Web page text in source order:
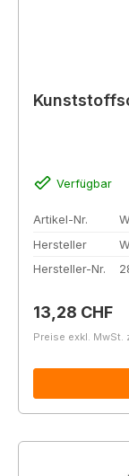
Verfügbar
Artikel-Nr.
Hersteller
Hersteller-Nr.
Regulärer
13,28 CHF
Preise exkl. MwSt.